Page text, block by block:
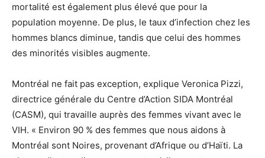
mortalité est également plus élevé que pour la
population moyenne. De plus, le taux d’infection chez les
hommes blancs diminue, tandis que celui des hommes
des minorités visibles augmente.
Montréal ne fait pas exception, explique Veronica Pizzi,
directrice générale du Centre d’Action SIDA Montréal
(CASM), qui travaille auprès des femmes vivant avec le
VIH. « Environ 90 % des femmes que nous aidons à
Montréal sont Noires, provenant d’Afrique ou d’Haïti. La